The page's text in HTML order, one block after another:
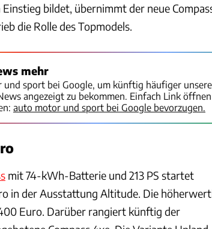
bildet, übernimmt der neue
die Rolle des Topmodels.
mehr
und sport bei Google, um künftig häufiger unsere
angezeigt zu bekommen. Einfach Link öffnen
auto motor und sport bei Google bevorzugen.
mit 74-kWh-Batterie und 213 PS startet
in der Ausstattung Altitude. Die
Euro. Darüber rangiert künftig der